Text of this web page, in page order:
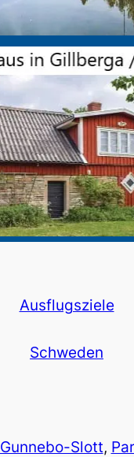
Ausflugsziele
Schweden
Gunnebo-Slott,